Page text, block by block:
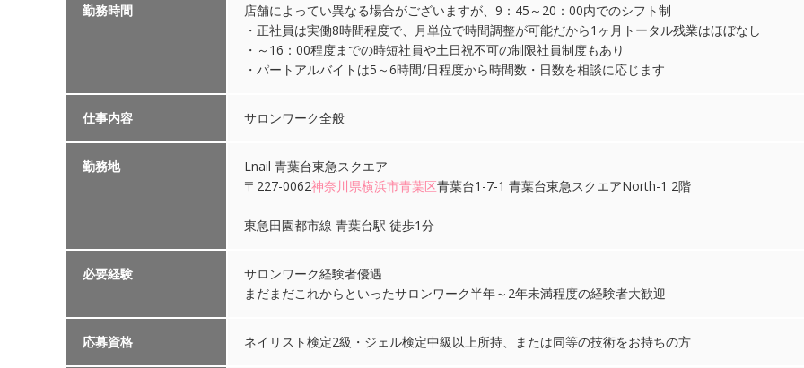
勤務時間
店舗によってい異なる場合がございますが、9：45～20：00内でのシフト制
・正社員は実働8時間程度で、月単位で時間調整が可能だから1ヶ月トータル残業はほぼなし
・～16：00程度までの時短社員や土日祝不可の制限社員制度もあり
・パートアルバイトは5～6時間/日程度から時間数・日数を相談に応じます
仕事内容 サロンワーク全般
勤務地
Lnail 青葉台東急スクエア
〒227-0062神奈川県横浜市青葉区青葉台1-7-1 青葉台東急スクエアNorth-1 2階
東急田園都市線 青葉台駅 徒歩1分
必要経験
サロンワーク経験者優遇
まだまだこれからといったサロンワーク半年～2年未満程度の経験者大歓迎
応募資格 ネイリスト検定2級・ジェル検定中級以上所持、または同等の技術をお持ちの方